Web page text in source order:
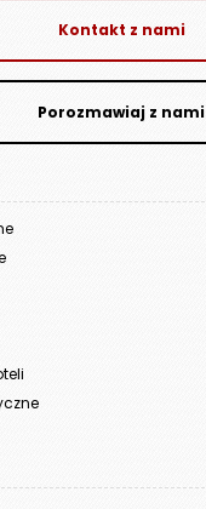
Kontakt z nami
Porozmawiaj z nami